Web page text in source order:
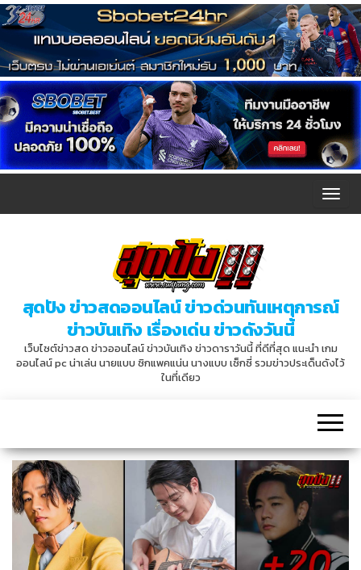
T
e
a
g
a
t
i
o
n
สุดปัง ข่าวสดออนไลน์ ข่าวด่วนทันเหตุการณ์
ข่าวบันเทิง เรื่องเด่น ข่าวดังวันนี้
เว็บไซต์ข่าวสด ข่าวออนไลน์ ข่าวบันเทิง ข่าวดาราวันนี้ ที่ดีที่สุด แนะนำ เกม
ออนไลน์ pc น่าเล่น นายแบบ ซิกแพคแน่น นางแบบ เซ็กซี่ รวมข่าวประเด็นดังไว้
ในที่เดียว